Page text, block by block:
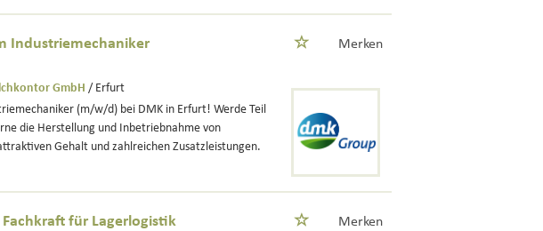
Industriemechaniker Merken
GmbH / Erfurt
(m/w/d) bei DMK in Erfurt! Werde Teil
die Herstellung und Inbetriebnahme von
Gehalt und zahlreichen Zusatzleistungen.
für Lagerlogistik Merken